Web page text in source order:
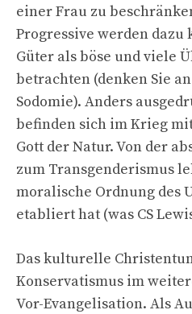
einer Frau zu
Progressive werden
Güter als böse und viele
betrachten (denken Sie
Sodomie). Anders
befinden sich im Krieg
Gott der Natur. Von der
zum Transgenderismus
moralische Ordnung des
etabliert hat (was CS
Das kulturelle
Konservatismus im
Vor-Evangelisation. Als